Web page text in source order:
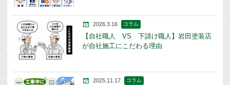
2026.3.16 コラム
【自社職人 VS 下請け職人】岩田塗装店
が自社施工にこだわる理由
2025.11.17 コラム